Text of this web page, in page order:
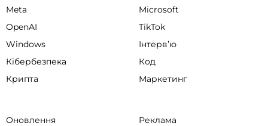
Meta
Microsoft
OpenAI
TikTok
Windows
Інтервʼю
Кібербезпека
Код
Крипта
Маркетинг
Оновлення
Реклама